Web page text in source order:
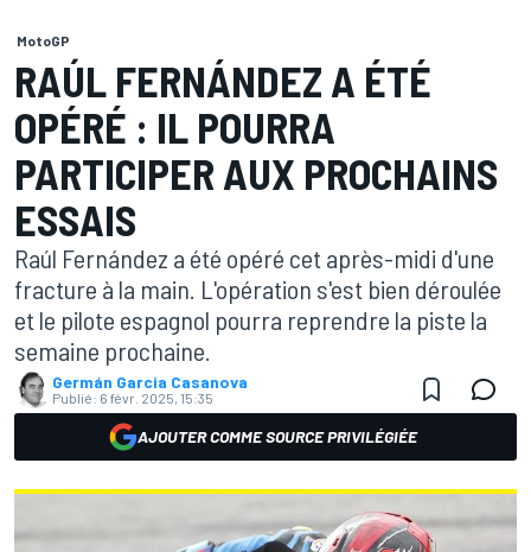
MotoGP
RAÚL FERNÁNDEZ A ÉTÉ
OPÉRÉ : IL POURRA
PARTICIPER AUX PROCHAINS
ESSAIS
Raúl Fernández a été opéré cet après-midi d'une
fracture à la main. L'opération s'est bien déroulée
et le pilote espagnol pourra reprendre la piste la
semaine prochaine.
Germán Garcia Casanova
Publié: 6 févr. 2025, 15:35
AJOUTER COMME SOURCE PRIVILÉGIÉE